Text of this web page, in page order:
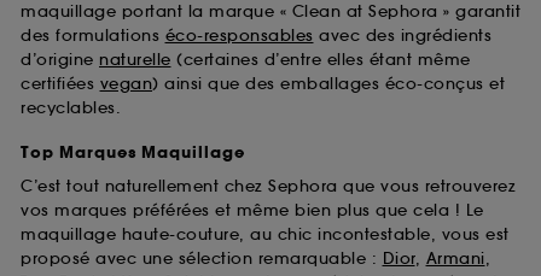
maquillage portant la marque « Clean at Sephora » garantit
des formulations éco-responsables avec des ingrédients
d’origine naturelle (certaines d’entre elles étant même
certifiées vegan) ainsi que des emballages éco-conçus et
recyclables.
Top Marques Maquillage
C’est tout naturellement chez Sephora que vous retrouverez
vos marques préférées et même bien plus que cela ! Le
maquillage haute-couture, au chic incontestable, vous est
proposé avec une sélection remarquable : Dior, Armani,